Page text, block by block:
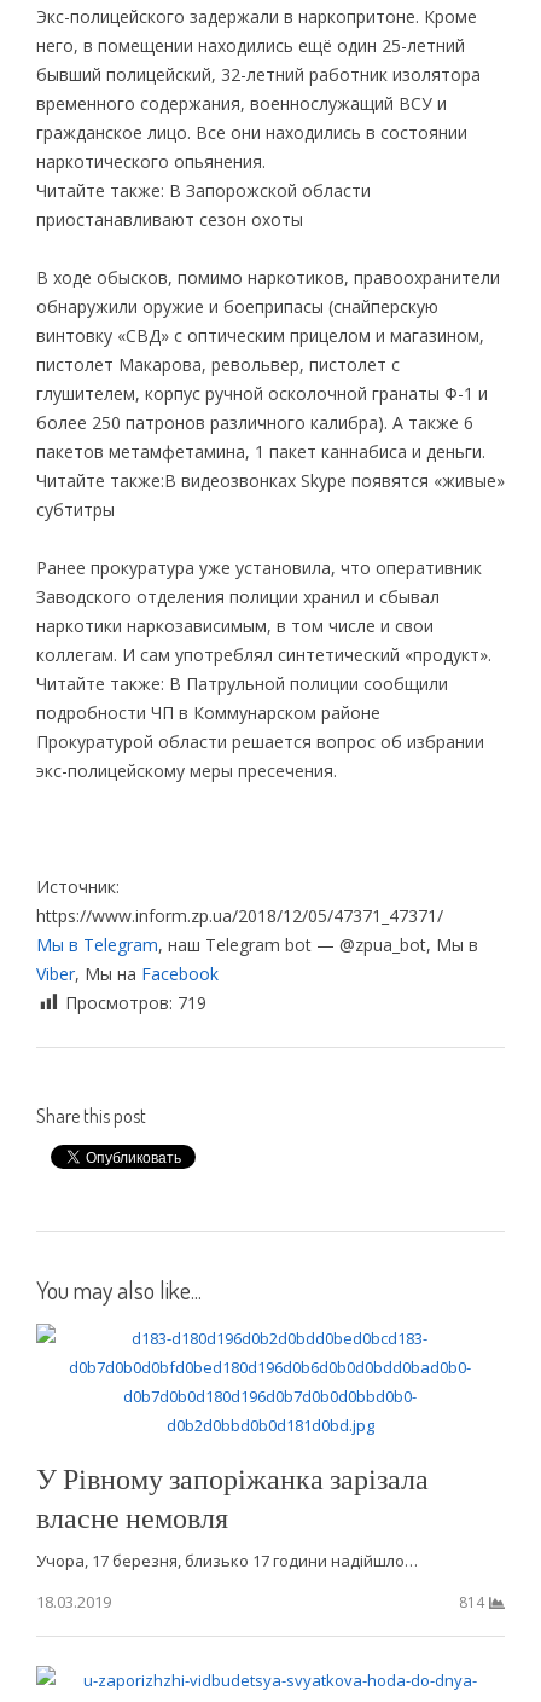
Экс-полицейского задержали в наркопритоне. Кроме
него, в помещении находились ещё один 25-летний
бывший полицейский, 32-летний работник изолятора
временного содержания, военнослужащий ВСУ и
гражданское лицо. Все они находились в состоянии
наркотического опьянения.
Читайте также: В Запорожской области
приостанавливают сезон охоты
В ходе обысков, помимо наркотиков, правоохранители
обнаружили оружие и боеприпасы (снайперскую
винтовку «СВД» с оптическим прицелом и магазином,
пистолет Макарова, револьвер, пистолет с
глушителем, корпус ручной осколочной гранаты Ф-1 и
более 250 патронов различного калибра). А также 6
пакетов метамфетамина, 1 пакет каннабиса и деньги.
Читайте также:В видеозвонках Skype появятся «живые»
субтитры
Ранее прокуратура уже установила, что оперативник
Заводского отделения полиции хранил и сбывал
наркотики наркозависимым, в том числе и свои
коллегам. И сам употреблял синтетический «продукт».
Читайте также: В Патрульной полиции сообщили
подробности ЧП в Коммунарском районе
Прокуратурой области решается вопрос об избрании
экс-полицейскому меры пресечения.
Источник:
https://www.inform.zp.ua/2018/12/05/47371_47371/
Мы в Telegram, наш Telegram bot — @zpua_bot, Мы в
Viber, Мы на Facebook
Просмотров: 719
Share this post
You may also like...
У Рівному запоріжанка зарізала
власне немовля
Учора, 17 березня, близько 17 години надійшло…
18.03.2019
814